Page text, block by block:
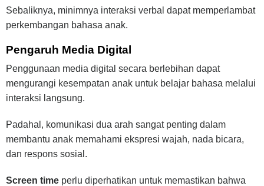
Sebaliknya, minimnya interaksi verbal dapat memperlambat
perkembangan bahasa anak.
Pengaruh Media Digital
Penggunaan media digital secara berlebihan dapat
mengurangi kesempatan anak untuk belajar bahasa melalui
interaksi langsung.
Padahal, komunikasi dua arah sangat penting dalam
membantu anak memahami ekspresi wajah, nada bicara,
dan respons sosial.
Screen time perlu diperhatikan untuk memastikan bahwa